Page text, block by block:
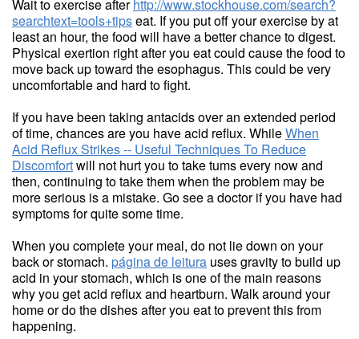
Wait to exercise afterhttp://www.stockhouse.com/search?
searchtext=tools+tipseat. If you put off your exercise by at
least an hour, the food will have a better chance to digest.
Physical exertion right after you eat could cause the food to
move back up toward the esophagus. This could be very
uncomfortable and hard to fight.
If you have been taking antacids over an extended period
of time, chances are you have acid reflux. WhileWhen
Acid Reflux Strikes -- Useful Techniques To Reduce
Discomfortwill not hurt you to take tums every now and
then, continuing to take them when the problem may be
more serious is a mistake. Go see a doctor if you have had
symptoms for quite some time.
When you complete your meal, do not lie down on your
back or stomach. página de leitura uses gravity to build up
acid in your stomach, which is one of the main reasons
why you get acid reflux and heartburn. Walk around your
home or do the dishes after you eat to prevent this from
happening.